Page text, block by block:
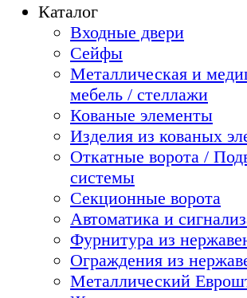
Каталог
Входные двери
Сейфы
Металлическая и
мебель / стеллажи
Кованые элементы
Изделия из кованых
Откатные ворота /
системы
Секционные ворота
Автоматика и
Фурнитура из
Ограждения из
Металлический